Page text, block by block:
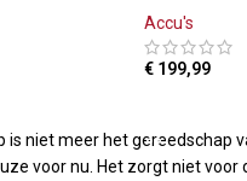
Accu's
€ 199,99
is niet meer het gereedschap
voor nu. Het zorgt niet voor